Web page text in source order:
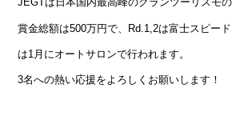
賞金総額は500万円で、Rd.1,2は富士スピード
は1月にオートサロンで行われます。
3名への熱い応援をよろしくお願いします！